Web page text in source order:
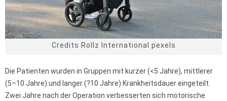
Credits Rollz International pexels
Die Patienten wurden in Gruppen mit kurzer (<5 Jahre), mittlerer
(5–10 Jahre) und langer (?10 Jahre) Krankheitsdauer eingeteilt.
Zwei Jahre nach der Operation verbesserten sich motorische